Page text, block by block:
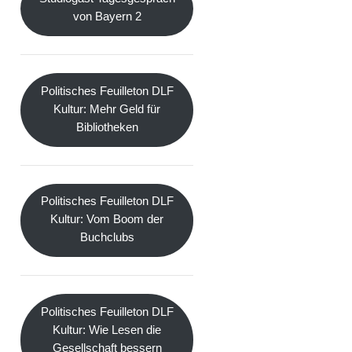
von Bayern 2
Politisches Feuilleton DLF
Kultur: Mehr Geld für
Bibliotheken
Politisches Feuilleton DLF
Kultur: Vom Boom der
Buchclubs
Politisches Feuilleton DLF
Kultur: Wie Lesen die
Gesellschaft bessern